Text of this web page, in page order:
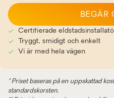
Certifierade
Tryggt, smidigt och enkelt
Vi är med hela vägen
BEGÄR
* Priset baseras på en uppskattad
standardskorsten.